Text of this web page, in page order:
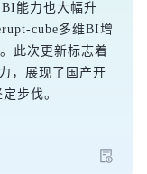
能力也大幅升
cube多维BI增
此次更新标志着
，展现了国产开
步伐。